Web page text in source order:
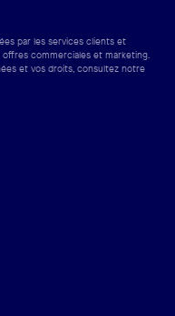
par les services clients et
commerciales et marketing.
et vos droits, consultez notre